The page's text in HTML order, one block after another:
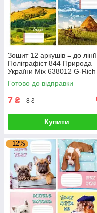
Зошит 12 аркушів = до лінії
Поліграфіст 844 Природа
України Mix 638012 G-Rich
Готово до відправки
7 ₴ 8 ₴
Купити
–12%